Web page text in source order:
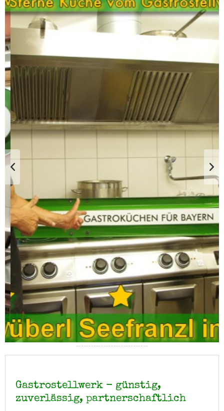
Gastrostellwerk - günstig,
zuverlässig, partnerschaftlich